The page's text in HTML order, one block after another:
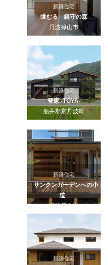
新築住宅
眺むる 鎮守の森
丹波篠山市
新築住宅
登家 -TÔYA-
船井郡京丹波町
新築住宅
サンクンガーデンへの小
道
丹波篠山市
新築住宅